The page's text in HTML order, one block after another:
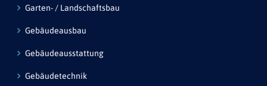
Garten- / Landschaftsbau
Gebäudeausbau
Gebäudeausstattung
Gebäudetechnik